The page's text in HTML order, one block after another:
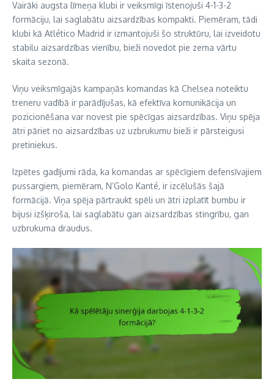
Vairāki augsta līmeņa klubi ir veiksmīgi īstenojuši 4-1-3-2
formāciju, lai saglabātu aizsardzības kompakti. Piemēram, tādi
klubi kā Atlético Madrid ir izmantojuši šo struktūru, lai izveidotu
stabilu aizsardzības vienību, bieži novedot pie zema vārtu
skaita sezonā.
Viņu veiksmīgajās kampaņās komandas kā Chelsea noteiktu
treneru vadībā ir parādījušas, kā efektīva komunikācija un
pozicionēšana var novest pie spēcīgas aizsardzības. Viņu spēja
ātri pāriet no aizsardzības uz uzbrukumu bieži ir pārsteigusi
pretiniekus.
Izpētes gadījumi rāda, ka komandas ar spēcīgiem defensīvajiem
pussargiem, piemēram, N’Golo Kanté, ir izcēlušās šajā
formācijā. Viņa spēja pārtraukt spēli un ātri izplatīt bumbu ir
bijusi izšķiroša, lai saglabātu gan aizsardzības stingrību, gan
uzbrukuma draudus.